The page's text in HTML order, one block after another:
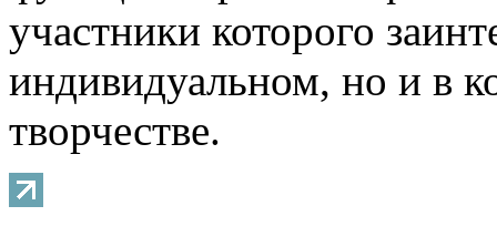
участники которого
индивидуальном, но и в
творчестве.